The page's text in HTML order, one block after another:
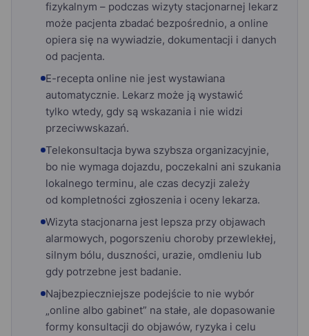
fizykalnym – podczas wizyty stacjonarnej lekarz
może pacjenta zbadać bezpośrednio, a online
opiera się na wywiadzie, dokumentacji i danych
od pacjenta.
E-recepta online nie jest wystawiana
automatycznie. Lekarz może ją wystawić
tylko wtedy, gdy są wskazania i nie widzi
przeciwwskazań.
Telekonsultacja bywa szybsza organizacyjnie,
bo nie wymaga dojazdu, poczekalni ani szukania
lokalnego terminu, ale czas decyzji zależy
od kompletności zgłoszenia i oceny lekarza.
Wizyta stacjonarna jest lepsza przy objawach
alarmowych, pogorszeniu choroby przewlekłej,
silnym bólu, duszności, urazie, omdleniu lub
gdy potrzebne jest badanie.
Najbezpieczniejsze podejście to nie wybór
„online albo gabinet” na stałe, ale dopasowanie
formy konsultacji do objawów, ryzyka i celu